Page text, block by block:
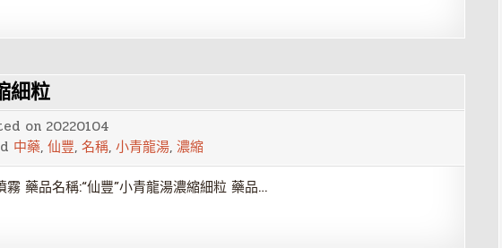
細粒
on 20220104
中藥, 仙豐, 名稱, 小青龍湯, 濃縮
藥品名稱:“仙豐”小青龍湯濃縮細粒 藥品…